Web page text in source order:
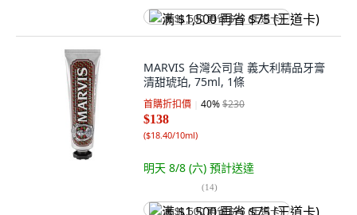
满 $1,500 再省 $75 (王道卡)
MARVIS 台灣公司貨 義大利精品牙膏
清甜琥珀, 75ml, 1條
首購折扣價 40%$230
$138
($18.40/10ml)
明天 8/8 (六) 預計送達
(14)
满 $1,500 再省 $75 (王道卡)